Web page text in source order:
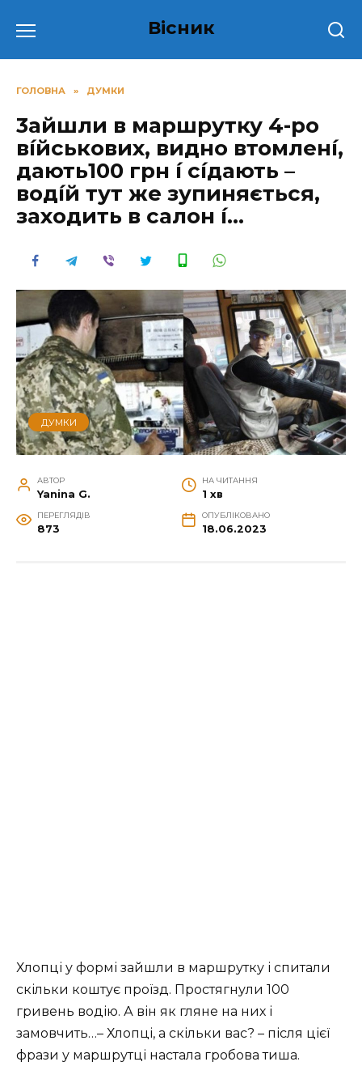
до
Вісник
ГОЛОВНА » ДУМКИ
3айшли в маршрутку 4-ро
вíйськових, видно втомленí,
дають100 грн í сíдають –
водíй тут же зупиняється,
заходить в салон í…
ДУМКИ
АВТОР
Yanina G.
НА ЧИТАННЯ
1 хв
ПЕРЕГЛЯДІВ
873
ОПУБЛІКОВАНО
18.06.2023
Хлопці у формі зайшли в маршрутку і спитали
скільки коштує проїзд. Простягнули 100
гривень водію. А він як гляне на них і
замовчить…– Хлопці, а скільки вас? – після цієї
фрази у маршрутці настала гробова тиша.